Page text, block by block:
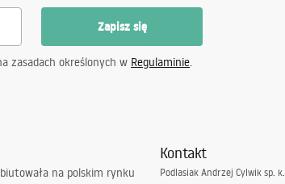
Zapisz się
zasadach określonych w Regulaminie.
na polskim rynku
Kontakt
Podlasiak Andrzej Cylwik sp. k.